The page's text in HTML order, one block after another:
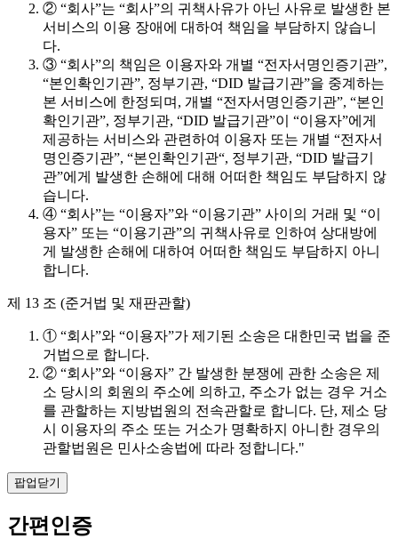
② “회사”는 “회사”의 귀책사유가 아닌 사유로 발생한 본
서비스의 이용 장애에 대하여 책임을 부담하지 않습니
다.
③ “회사”의 책임은 이용자와 개별 “전자서명인증기관”,
“본인확인기관”, 정부기관, “DID 발급기관”을 중계하는
본 서비스에 한정되며, 개별 “전자서명인증기관”, “본인
확인기관”, 정부기관, “DID 발급기관”이 “이용자”에게
제공하는 서비스와 관련하여 이용자 또는 개별 “전자서
명인증기관”, “본인확인기관“, 정부기관, “DID 발급기
관”에게 발생한 손해에 대해 어떠한 책임도 부담하지 않
습니다.
④ “회사”는 “이용자”와 “이용기관” 사이의 거래 및 “이
용자” 또는 “이용기관”의 귀책사유로 인하여 상대방에
게 발생한 손해에 대하여 어떠한 책임도 부담하지 아니
합니다.
제 13 조 (준거법 및 재판관할)
① “회사”와 “이용자”가 제기된 소송은 대한민국 법을 준
거법으로 합니다.
② “회사”와 “이용자” 간 발생한 분쟁에 관한 소송은 제
소 당시의 회원의 주소에 의하고, 주소가 없는 경우 거소
를 관할하는 지방법원의 전속관할로 합니다. 단, 제소 당
시 이용자의 주소 또는 거소가 명확하지 아니한 경우의
관할법원은 민사소송법에 따라 정합니다."
팝업닫기
간편인증